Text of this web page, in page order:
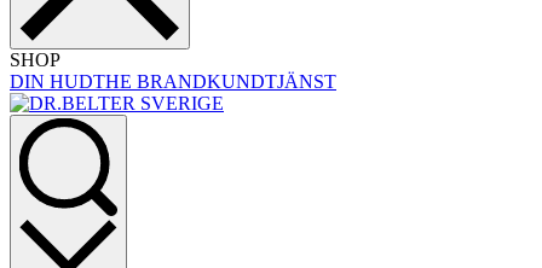
SHOP
DIN HUDTHE BRANDKUNDTJÄNST